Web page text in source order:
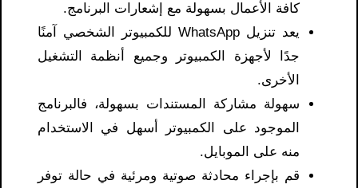
كافة الأعمال بسهولة مع إشعارات البرنامج.
يعد تنزيل WhatsApp للكمبيوتر الشخصي آمنًا
جدًا لأجهزة الكمبيوتر وجميع أنظمة التشغيل
الأخرى.
سهولة مشاركة المستندات بسهولة، فالبرنامج
الموجود على الكمبيوتر أسهل في الاستخدام
منه على الموبايل.
قم بإجراء محادثة صوتية ومرئية في حالة توفر